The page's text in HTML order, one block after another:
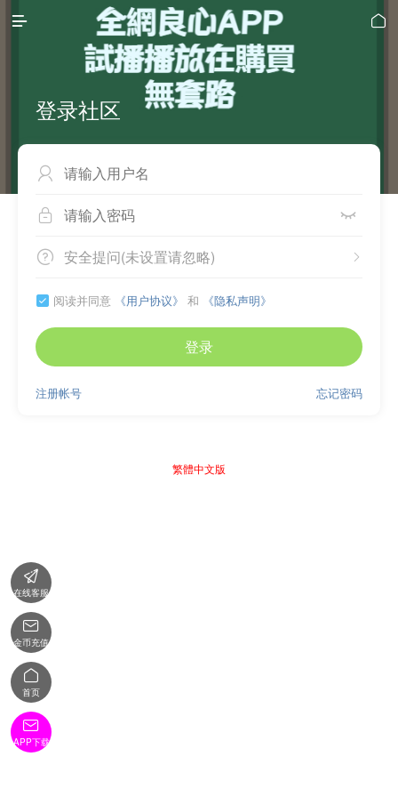
 
登录社区

 
 
安全提问(未设置请忽略)
 阅读并同意 《用户协议》 和 《隐私声明》
登录
忘记密码
注册帐号
繁體中文版

在线客服

金币充值

首页

APP下载